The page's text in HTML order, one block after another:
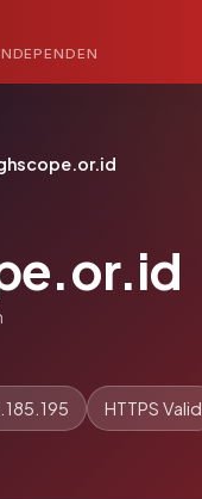
HTTPS Valid